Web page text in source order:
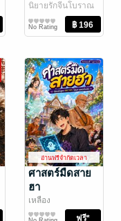
นิยายรักจีนโบราณ
No Rating
อ่านฟรีจำกัดเวลา
ศาสตร์มืดสาย
ฮา
เหลือง
นิยายตลก